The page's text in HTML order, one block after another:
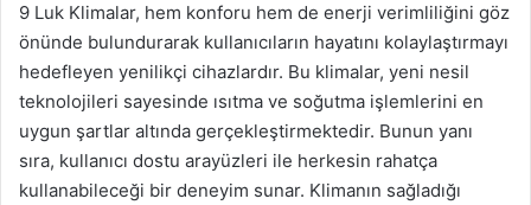
9 Luk Klimalar, hem konforu hem de enerji verimliliğini göz
önünde bulundurarak kullanıcıların hayatını kolaylaştırmayı
hedefleyen yenilikçi cihazlardır. Bu klimalar, yeni nesil
teknolojileri sayesinde ısıtma ve soğutma işlemlerini en
uygun şartlar altında gerçekleştirmektedir. Bunun yanı
sıra, kullanıcı dostu arayüzleri ile herkesin rahatça
kullanabileceği bir deneyim sunar. Klimanın sağladığı